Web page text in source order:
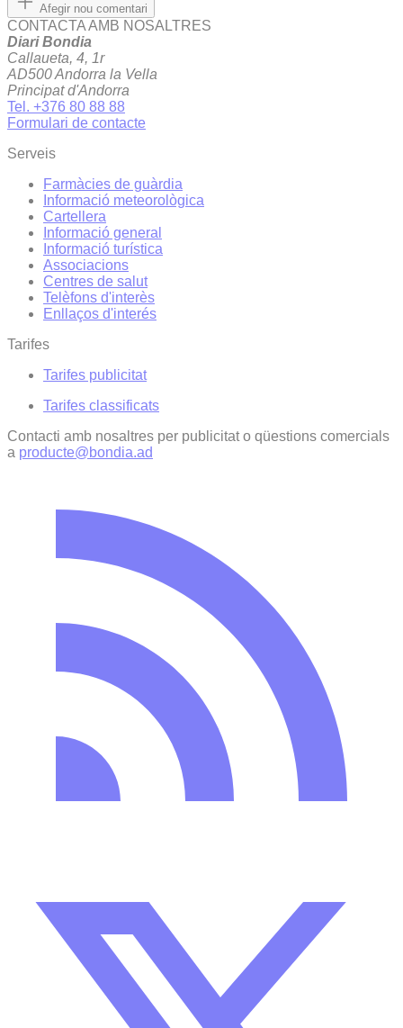
Afegir nou comentari
CONTACTA AMB NOSALTRES
Diari Bondia
Callaueta, 4, 1r
AD500 Andorra la Vella
Principat d'Andorra
Tel. +376 80 88 88
Formulari de contacte
Serveis
Farmàcies de guàrdia
Informació meteorològica
Cartellera
Informació general
Informació turística
Associacions
Centres de salut
Telèfons d'interès
Enllaços d'interés
Tarifes
Tarifes publicitat
Tarifes classificats
Contacti amb nosaltres per publicitat o qüestions comercials
a producte@bondia.ad